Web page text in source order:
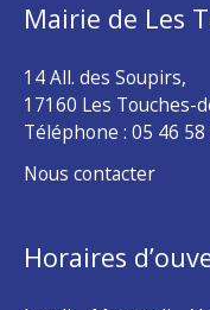
Mairie de Les
14 All. des Soupirs,
17160 Les Touches-
Téléphone : 05 46 58
Nous contacter
Horaires